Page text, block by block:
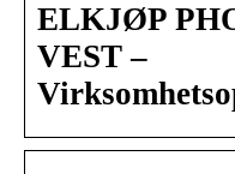
ELKJØP
VEST –